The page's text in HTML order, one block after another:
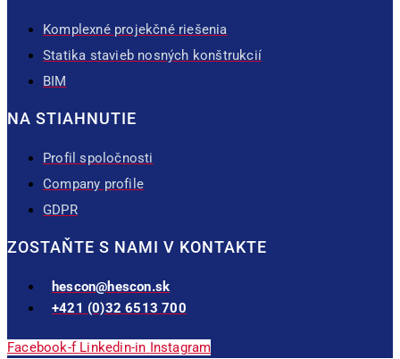
Komplexné projekčné riešenia
Statika stavieb nosných konštrukcií
BIM
NA STIAHNUTIE
Profil spoločnosti
Company profile
GDPR
ZOSTAŇTE S NAMI V KONTAKTE
hescon@hescon.sk
+421 (0)32 6513 700
Facebook-f Linkedin-in Instagram